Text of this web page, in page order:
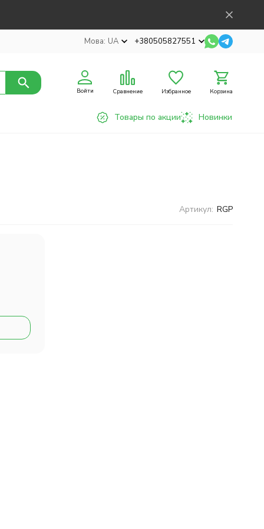
Мова: UA +380505827551
Войти Сравнение Избранное Корзина
Товары по акции Новинки
Артикул: RGP